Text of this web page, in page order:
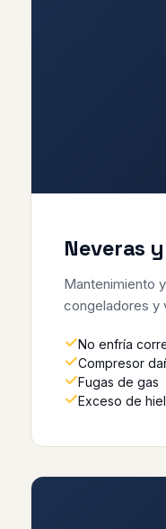
Neveras
Mantenimiento
congeladores y
No enfría
Compresor
Fugas de gas
Exceso de